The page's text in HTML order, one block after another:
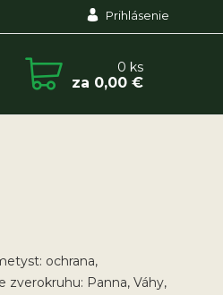
Prihlásenie
0 ks
za 0,00 €
ochrana,
Panna, Váhy,